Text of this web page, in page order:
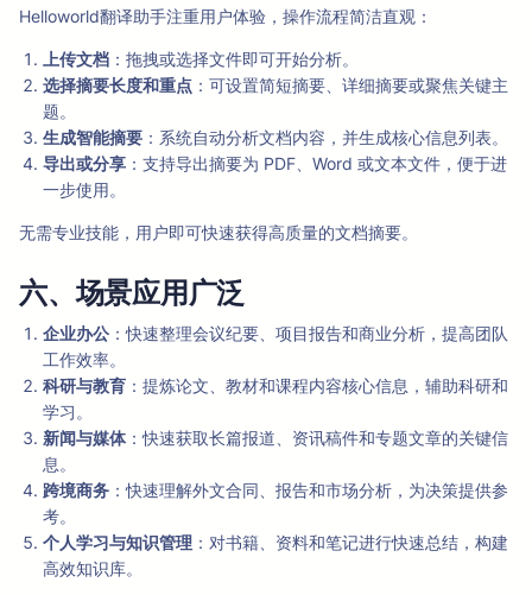
Helloworld翻译助手注重用户体验，操作流程简洁直观：
上传文档 ：拖拽或选择文件即可开始分析。
选择摘要长度和重点 ：可设置简短摘要、详细摘要或聚焦关键主
题。
生成智能摘要 ：系统自动分析文档内容，并生成核心信息列表。
导出或分享 ：支持导出摘要为 PDF、Word 或文本文件，便于进
一步使用。
无需专业技能，用户即可快速获得高质量的文档摘要。
六、场景应用广泛
企业办公 ：快速整理会议纪要、项目报告和商业分析，提高团队
工作效率。
科研与教育 ：提炼论文、教材和课程内容核心信息，辅助科研和
学习。
新闻与媒体：快速获取长篇报道、资讯稿件和专题文章的关键信
息。
跨境商务 ：快速理解外文合同、报告和市场分析，为决策提供参
考。
个人学习与知识管理 ：对书籍、资料和笔记进行快速总结，构建
高效知识库。